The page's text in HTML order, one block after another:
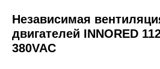
Независимая
двигателей INNORED
380VAC